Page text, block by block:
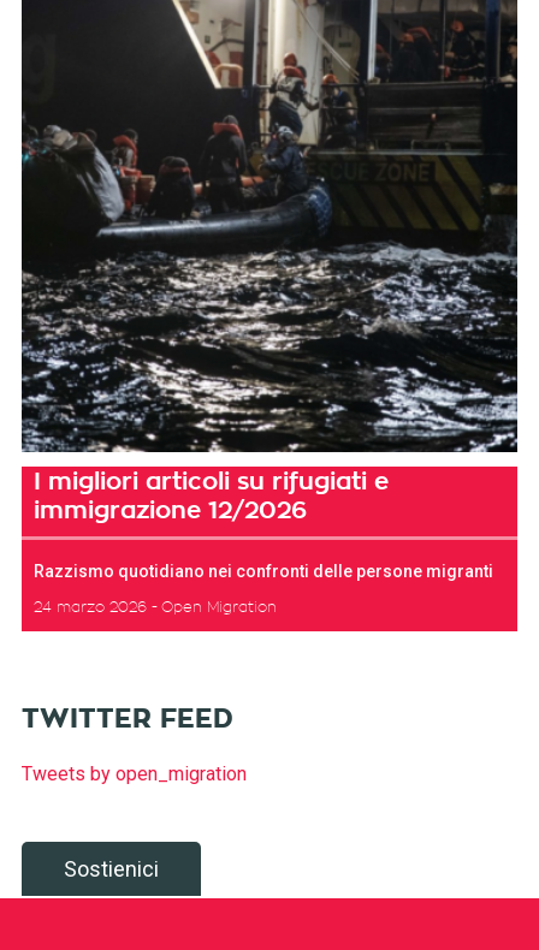
I migliori articoli su rifugiati e
immigrazione 12/2026
Razzismo quotidiano nei confronti delle persone migranti
24 marzo 2026 Open Migration
TWITTER FEED
Tweets by open_migration
Sostienici